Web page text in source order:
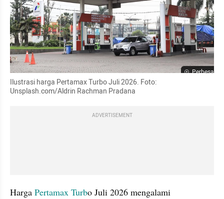
Perbesar
Ilustrasi harga Pertamax Turbo Juli 2026. Foto:
Unsplash.com/Aldrin Rachman Pradana
ADVERTISEMENT
Harga Pertamax Turbo Juli 2026 mengalami